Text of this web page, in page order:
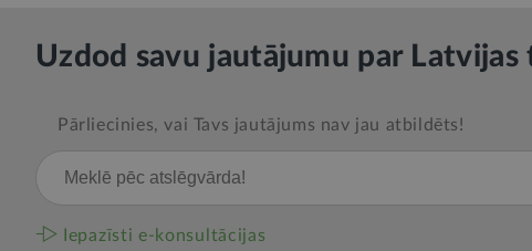
Uzdod savu jautājumu par
Pārliecinies, vai Tavs jautājums nav jau atbildēts!
Iepazīsti e-konsultācijas